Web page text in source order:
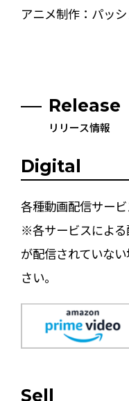
アニメ制作：パッ
Release
リリース情報
Digital
各種動画配信サー
※各サービスによ
が配信されていな
さい。
Sell